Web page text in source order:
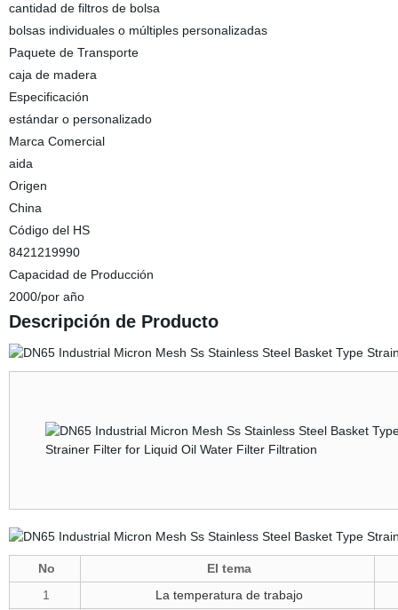
cantidad de filtros de bolsa
bolsas individuales o múltiples personalizadas
Paquete de Transporte
caja de madera
Especificación
estándar o personalizado
Marca Comercial
aida
Origen
China
Código del HS
8421219990
Capacidad de Producción
2000/por año
Descripción de Producto
No
El tema
1
La temperatura de trabajo